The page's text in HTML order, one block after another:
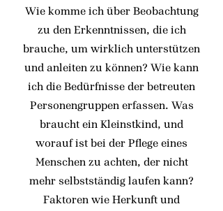
Wie komme ich über Beobachtung
zu den Erkenntnissen, die ich
brauche, um wirklich unterstützen
und anleiten zu können? Wie kann
ich die Bedürfnisse der betreuten
Personengruppen erfassen. Was
braucht ein Kleinstkind, und
worauf ist bei der Pflege eines
Menschen zu achten, der nicht
mehr selbstständig laufen kann?
Faktoren wie Herkunft und